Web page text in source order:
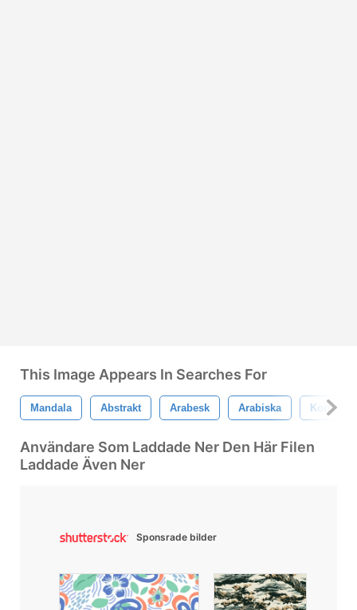
This Image Appears In Searches For
Mandala Abstrakt Arabesk Arabiska Kort
Användare Som Laddade Ner Den Här Filen
Laddade Även Ner
Sponsrade bilder